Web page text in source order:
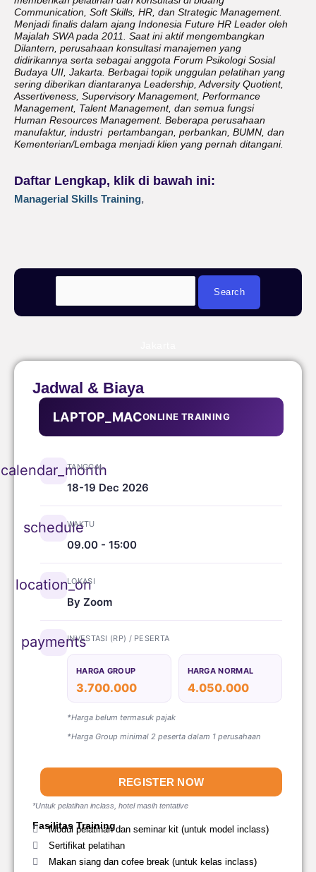
Communication, Soft Skills, HR, dan Strategic Management.
Menjadi finalis dalam ajang Indonesia Future HR Leader oleh
Majalah SWA pada 2011. Saat ini aktif mengembangkan
Dilantern, perusahaan konsultasi manajemen yang
didirikannya serta sebagai anggota Forum Psikologi Sosial
Budaya UII, Jakarta. Berbagai topik unggulan pelatihan yang
sering diberikan diantaranya Leadership, Adversity Quotient,
Assertiveness, Supervisory Management, Performance
Management, Talent Management, dan semua fungsi
Human Resources Management. Beberapa perusahaan
manufaktur, industri pertambangan, perbankan, BUMN, dan
Kementerian/Lembaga menjadi klien yang pernah ditangani.
Daftar Lengkap, klik di bawah ini:
Managerial Skills Training,
Jadwal & Biaya
LAPTOP_MACONLINE TRAINING
calendar_month
TANGGAL
18-19 Dec 2026
schedule
WAKTU
09.00 - 15:00
location_on
LOKASI
By Zoom
paymentsINVESTASI (RP) / PESERTA
HARGA GROUP
3.700.000
HARGA NORMAL
4.050.000
*Harga belum termasuk pajak
*Harga Group minimal 2 peserta dalam 1 perusahaan
REGISTER NOW
*Untuk pelatihan inclass, hotel masih tentative
Fasilitas Training
Modul pelatihan dan seminar kit (untuk model inclass)
Sertifikat pelatihan
Makan siang dan cofee break (untuk kelas inclass)